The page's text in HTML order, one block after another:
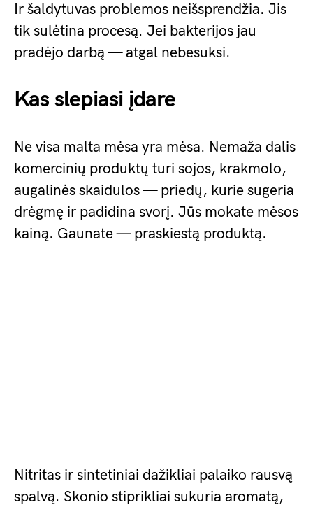
Ir šaldytuvas problemos neišsprendžia. Jis
tik sulėtina procesą. Jei bakterijos jau
pradėjo darbą — atgal nebesuksi.
Kas slepiasi įdare
Ne visa malta mėsa yra mėsa. Nemaža dalis
komercinių produktų turi sojos, krakmolo,
augalinės skaidulos — priedų, kurie sugeria
drėgmę ir padidina svorį. Jūs mokate mėsos
kainą. Gaunate — praskiestą produktą.
Nitritas ir sintetiniai dažikliai palaiko rausvą
spalvą. Skonio stiprikliai sukuria aromatą,